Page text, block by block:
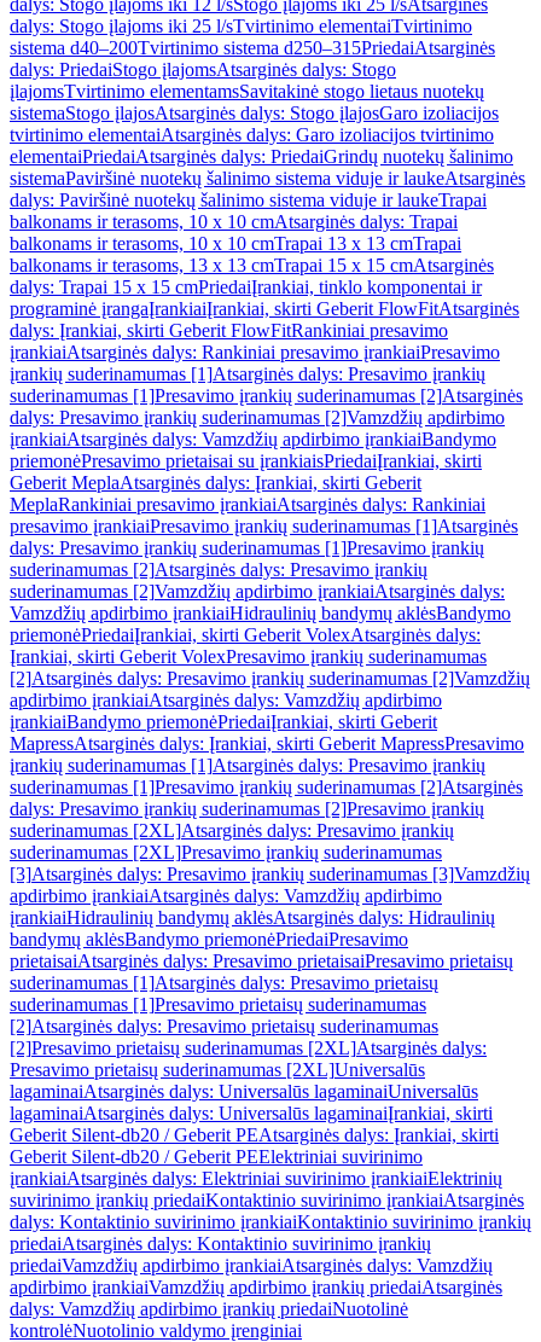
dalys: Stogo įlajoms iki 12 l/sStogo įlajoms iki 25 l/sAtsarginės
dalys: Stogo įlajoms iki 25 l/sTvirtinimo elementaiTvirtinimo
sistema d40–200Tvirtinimo sistema d250–315PriedaiAtsarginės
dalys: PriedaiStogo įlajomsAtsarginės dalys: Stogo
įlajomsTvirtinimo elementamsSavitakinė stogo lietaus nuotekų
sistemaStogo įlajosAtsarginės dalys: Stogo įlajosGaro izoliacijos
tvirtinimo elementaiAtsarginės dalys: Garo izoliacijos tvirtinimo
elementaiPriedaiAtsarginės dalys: PriedaiGrindų nuotekų šalinimo
sistemaPaviršinė nuotekų šalinimo sistema viduje ir laukeAtsarginės
dalys: Paviršinė nuotekų šalinimo sistema viduje ir laukeTrapai
balkonams ir terasoms, 10 x 10 cmAtsarginės dalys: Trapai
balkonams ir terasoms, 10 x 10 cmTrapai 13 x 13 cmTrapai
balkonams ir terasoms, 13 x 13 cmTrapai 15 x 15 cmAtsarginės
dalys: Trapai 15 x 15 cmPriedaiĮrankiai, tinklo komponentai ir
programinė įrangaĮrankiaiĮrankiai, skirti Geberit FlowFitAtsarginės
dalys: Įrankiai, skirti Geberit FlowFitRankiniai presavimo
įrankiaiAtsarginės dalys: Rankiniai presavimo įrankiaiPresavimo
įrankių suderinamumas [1]Atsarginės dalys: Presavimo įrankių
suderinamumas [1]Presavimo įrankių suderinamumas [2]Atsarginės
dalys: Presavimo įrankių suderinamumas [2]Vamzdžių apdirbimo
įrankiaiAtsarginės dalys: Vamzdžių apdirbimo įrankiaiBandymo
priemonėPresavimo prietaisai su įrankiaisPriedaiĮrankiai, skirti
Geberit MeplaAtsarginės dalys: Įrankiai, skirti Geberit
MeplaRankiniai presavimo įrankiaiAtsarginės dalys: Rankiniai
presavimo įrankiaiPresavimo įrankių suderinamumas [1]Atsarginės
dalys: Presavimo įrankių suderinamumas [1]Presavimo įrankių
suderinamumas [2]Atsarginės dalys: Presavimo įrankių
suderinamumas [2]Vamzdžių apdirbimo įrankiaiAtsarginės dalys:
Vamzdžių apdirbimo įrankiaiHidraulinių bandymų aklėsBandymo
priemonėPriedaiĮrankiai, skirti Geberit VolexAtsarginės dalys:
Įrankiai, skirti Geberit VolexPresavimo įrankių suderinamumas
[2]Atsarginės dalys: Presavimo įrankių suderinamumas [2]Vamzdžių
apdirbimo įrankiaiAtsarginės dalys: Vamzdžių apdirbimo
įrankiaiBandymo priemonėPriedaiĮrankiai, skirti Geberit
MapressAtsarginės dalys: Įrankiai, skirti Geberit MapressPresavimo
įrankių suderinamumas [1]Atsarginės dalys: Presavimo įrankių
suderinamumas [1]Presavimo įrankių suderinamumas [2]Atsarginės
dalys: Presavimo įrankių suderinamumas [2]Presavimo įrankių
suderinamumas [2XL]Atsarginės dalys: Presavimo įrankių
suderinamumas [2XL]Presavimo įrankių suderinamumas
[3]Atsarginės dalys: Presavimo įrankių suderinamumas [3]Vamzdžių
apdirbimo įrankiaiAtsarginės dalys: Vamzdžių apdirbimo
įrankiaiHidraulinių bandymų aklėsAtsarginės dalys: Hidraulinių
bandymų aklėsBandymo priemonėPriedaiPresavimo
prietaisaiAtsarginės dalys: Presavimo prietaisaiPresavimo prietaisų
suderinamumas [1]Atsarginės dalys: Presavimo prietaisų
suderinamumas [1]Presavimo prietaisų suderinamumas
[2]Atsarginės dalys: Presavimo prietaisų suderinamumas
[2]Presavimo prietaisų suderinamumas [2XL]Atsarginės dalys:
Presavimo prietaisų suderinamumas [2XL]Universalūs
lagaminaiAtsarginės dalys: Universalūs lagaminaiUniversalūs
lagaminaiAtsarginės dalys: Universalūs lagaminaiĮrankiai, skirti
Geberit Silent-db20 / Geberit PEAtsarginės dalys: Įrankiai, skirti
Geberit Silent-db20 / Geberit PEElektriniai suvirinimo
įrankiaiAtsarginės dalys: Elektriniai suvirinimo įrankiaiElektrinių
suvirinimo įrankių priedaiKontaktinio suvirinimo įrankiaiAtsarginės
dalys: Kontaktinio suvirinimo įrankiaiKontaktinio suvirinimo įrankių
priedaiAtsarginės dalys: Kontaktinio suvirinimo įrankių
priedaiVamzdžių apdirbimo įrankiaiAtsarginės dalys: Vamzdžių
apdirbimo įrankiaiVamzdžių apdirbimo įrankių priedaiAtsarginės
dalys: Vamzdžių apdirbimo įrankių priedaiNuotolinė
kontrolėNuotolinio valdymo įrenginiai